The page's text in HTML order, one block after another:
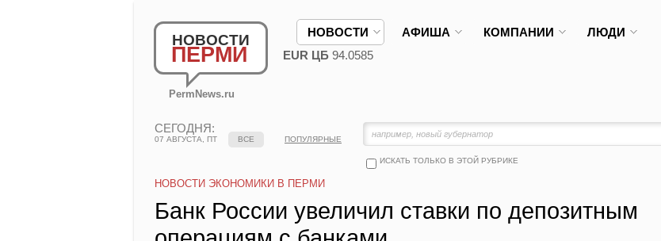
НОВОСТИ
ПЕРМИ
PermNews.ru
НОВОСТИ АФИША КОМПАНИИ ЛЮДИ
EUR ЦБ 94.0585
СЕГОДНЯ:
07 АВГУСТА, ПТ
ИСКАТЬ ТОЛЬКО В ЭТОЙ РУБРИКЕ
ВСЕ ПОПУЛЯРНЫЕ
НОВОСТИ ЭКОНОМИКИ В ПЕРМИ
Банк России увеличил ставки по депозитным